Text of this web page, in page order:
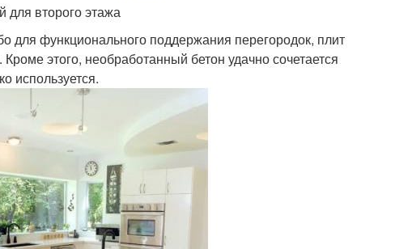
для второго этажа
для функционального поддержания перегородок, плит
этого, необработанный бетон удачно сочетается
используется.